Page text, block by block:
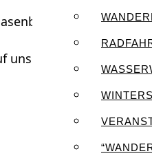
in
Homepage.